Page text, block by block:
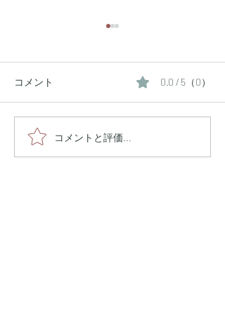
インドネシア国立ハサヌ
ディン大学研修医インタ
コメント 0.0 / 5（0）
コメントと評価...